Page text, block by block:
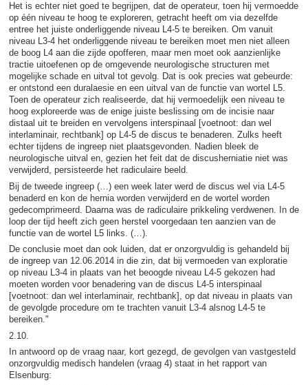
Het is echter niet goed te begrijpen, dat de operateur, toen hij vermoedde
op één niveau te hoog te exploreren, getracht heeft om via dezelfde
entree het juiste onderliggende niveau L4-5 te bereiken. Om vanuit
niveau L3-4 het onderliggende niveau te bereiken moet men niet alleen
de boog L4 aan die zijde opofferen, maar men moet ook aanzienlijke
tractie uitoefenen op de omgevende neurologische structuren met
mogelijke schade en uitval tot gevolg. Dat is ook precies wat gebeurde:
er ontstond een duralaesie en een uitval van de functie van wortel L5.
Toen de operateur zich realiseerde, dat hij vermoedelijk een niveau te
hoog exploreerde was de enige juiste beslissing om de incisie naar
distaal uit te breiden en vervolgens interspinaal [voetnoot: dan wel
interlaminair, rechtbank] op L4-5 de discus te benaderen. Zulks heeft
echter tijdens de ingreep niet plaatsgevonden. Nadien bleek de
neurologische uitval en, gezien het feit dat de discusherniatie niet was
verwijderd, persisteerde het radiculaire beeld.
Bij de tweede ingreep (…) een week later werd de discus wel via L4-5
benaderd en kon de hernia worden verwijderd en de wortel worden
gedecomprimeerd. Daarna was de radiculaire prikkeling verdwenen. In de
loop der tijd heeft zich geen herstel voorgedaan ten aanzien van de
functie van de wortel L5 links. (…).
De conclusie moet dan ook luiden, dat er onzorgvuldig is gehandeld bij
de ingreep van 12.06.2014 in die zin, dat bij vermoeden van exploratie
op niveau L3-4 in plaats van het beoogde niveau L4-5 gekozen had
moeten worden voor benadering van de discus L4-5 interspinaal
[voetnoot: dan wel interlaminair, rechtbank], op dat niveau in plaats van
de gevolgde procedure om te trachten vanuit L3-4 alsnog L4-5 te
bereiken."
2.10.
In antwoord op de vraag naar, kort gezegd, de gevolgen van vastgesteld
onzorgvuldig medisch handelen (vraag 4) staat in het rapport van
Elsenburg: